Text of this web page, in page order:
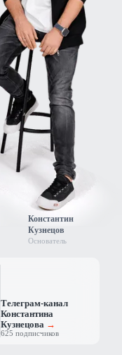
Константин
Кузнецов
Основатель
Телеграм-канал
Константина
Кузнецова →
625 подписчиков